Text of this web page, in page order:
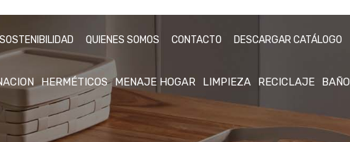
SOSTENIBILIDAD QUIENES SOMOS CONTACTO DESCARGAR CATÁLOGO
HERMÉTICOS MENAJE HOGAR LIMPIEZA RECICLAJE BAÑO